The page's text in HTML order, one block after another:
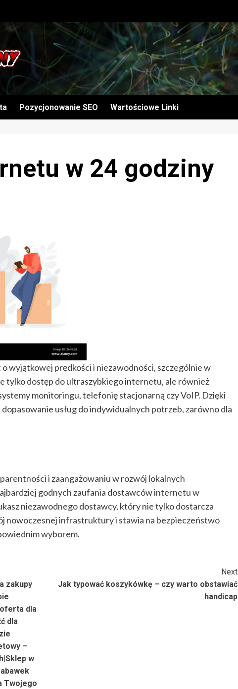
Pozycjonowanie SEO Wartościowe Linki
w 24 godziny
wyjątkowej prędkości i niezawodności, szczególnie w
tylko dostęp do ultraszybkiego internetu, ale również
monitoringu, telefonię stacjonarną czy VoIP. Dzięki
usług do indywidualnych potrzeb, zarówno dla
i zaangażowaniu w rozwój lokalnych
godnych zaufania dostawców internetu w
niezawodnego dostawcy, który nie tylko dostarcza
nowoczesnej infrastruktury i stawia na bezpieczeństwo
wyborem.
zakupy
dla
dla
–
w
Twojego
Next
Jak typować koszykówkę – czy warto obstawiać
handicap